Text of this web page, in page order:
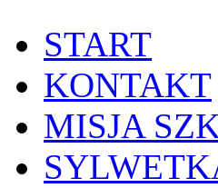
START
KONTAKT
MISJA